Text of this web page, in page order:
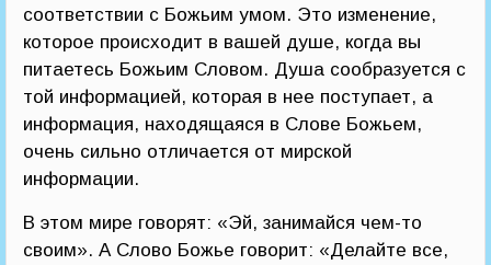
соответствии с Божьим умом. Это изменение,
которое происходит в вашей душе, когда вы
питаетесь Божьим Словом. Душа сообразуется с
той информацией, которая в нее поступает, а
информация, находящаяся в Слове Божьем,
очень сильно отличается от мирской
информации.
В этом мире говорят: «Эй, занимайся чем-то
своим». А Слово Божье говорит: «Делайте все,